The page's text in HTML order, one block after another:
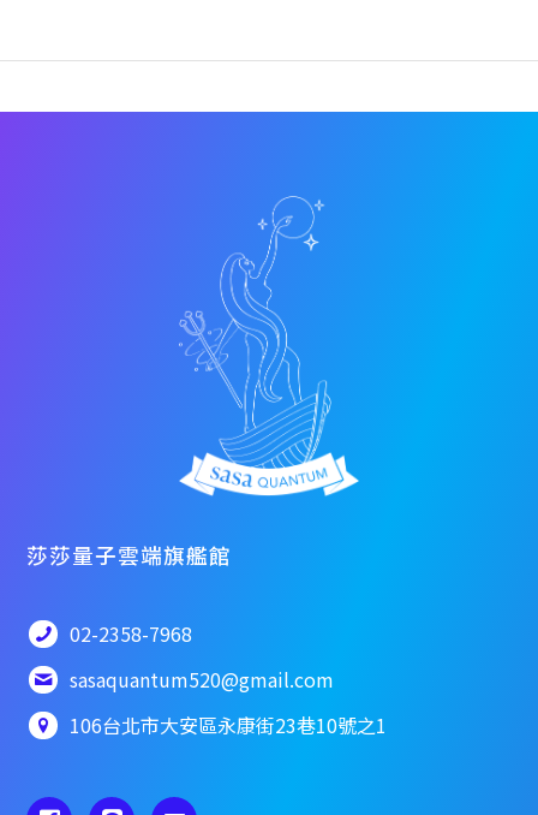
莎莎量子雲端旗艦館
02-2358-7968
sasaquantum520@gmail.com
106台北市大安區永康街23巷10號之1